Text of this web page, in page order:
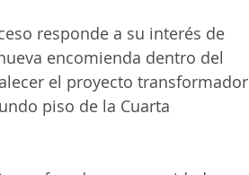
responde a su interés de
encomienda dentro del
el proyecto transformador
piso de la Cuarta